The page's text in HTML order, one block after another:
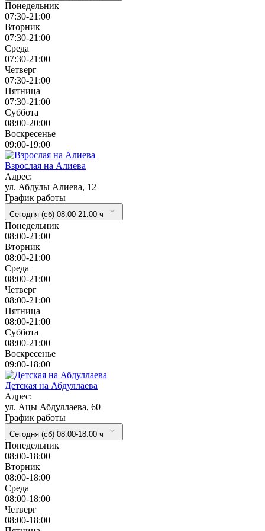
Понедельник
07:30-21:00
Вторник
07:30-21:00
Cреда
07:30-21:00
Четверг
07:30-21:00
Пятница
07:30-21:00
Суббота
08:00-20:00
Воскресенье
09:00-19:00
Взрослая на Алиева
Адрес:
ул. Абдулы Алиева, 12
График работы
Сегодня (сб) 08:00-21:00 ч
Понедельник
08:00-21:00
Вторник
08:00-21:00
Cреда
08:00-21:00
Четверг
08:00-21:00
Пятница
08:00-21:00
Суббота
08:00-21:00
Воскресенье
09:00-18:00
Детская на Абдуллаева
Адрес:
ул. Ацы Абдуллаева, 60
График работы
Сегодня (сб) 08:00-18:00 ч
Понедельник
08:00-18:00
Вторник
08:00-18:00
Cреда
08:00-18:00
Четверг
08:00-18:00